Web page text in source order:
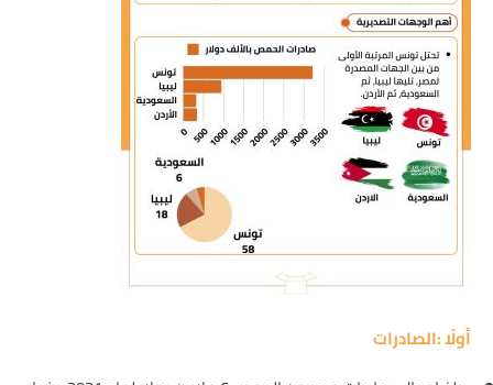
أولًا :الصادرات